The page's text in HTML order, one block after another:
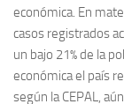
económica. En
casos registrados
un bajo 21% de la
económica el país
según la CEPAL,